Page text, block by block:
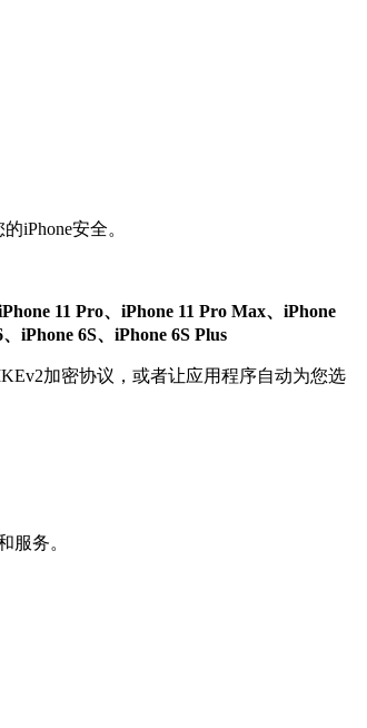
iPhone安全。
11 Pro、iPhone 11 Pro Max、iPhone
iPhone 6S、iPhone 6S Plus
加密协议，或者让应用程序自动为您选
服务。